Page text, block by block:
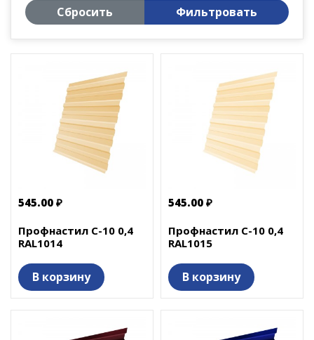
Сбросить Фильтровать
545.00 ₽
Профнастил С-10 0,4
RAL1014
В корзину
545.00 ₽
Профнастил С-10 0,4
RAL1015
В корзину